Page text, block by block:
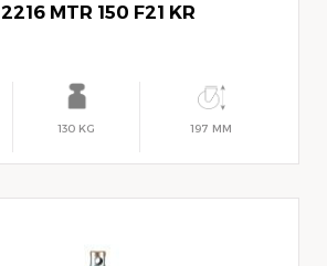
2216 MTR 150 F21 KR
130 KG 197 MM